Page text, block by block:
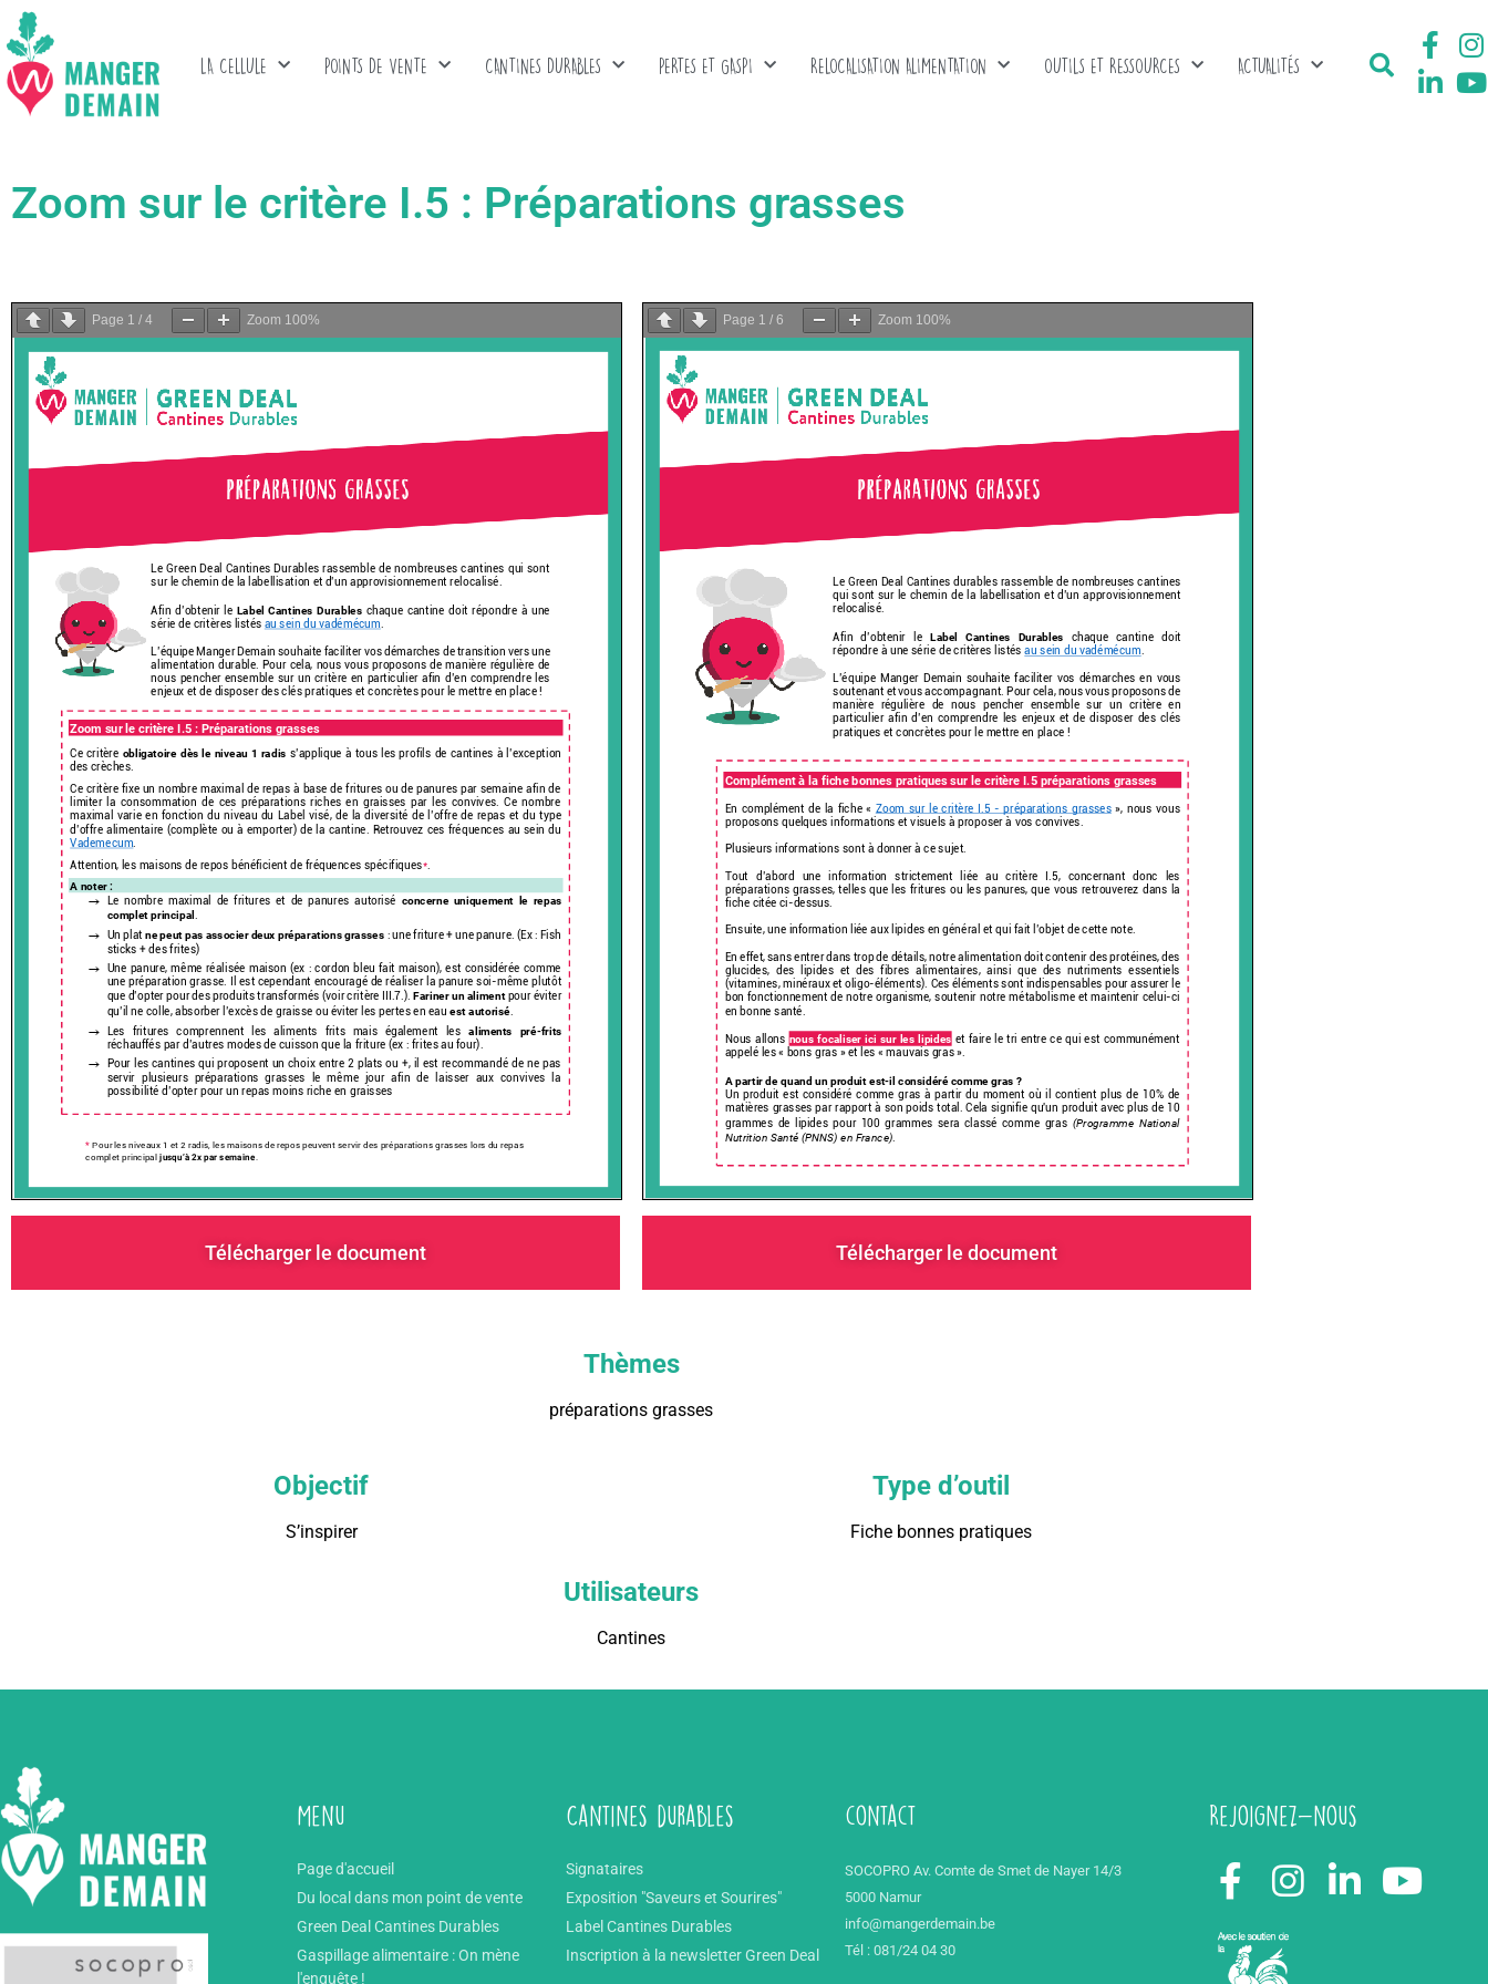
LA CELLULE POINTS DE VENTE CANTINES DURABLES PERTES ET GASPI RELOCALISATION ALIMENTATION OUTILS ET RESSOURCES ACTUALITÉS
Zoom sur le critère I.5 : Préparations grasses
Page 1 / 4 Zoom 100%
Télécharger le document
Page 1 / 6 Zoom 100%
Télécharger le document
Thèmes
préparations grasses
Objectif
S’inspirer
Type d’outil
Fiche bonnes pratiques
Utilisateurs
Cantines
Menu
Page d'accueil
Du local dans mon point de vente
Green Deal Cantines Durables
Gaspillage alimentaire : On mène
l'enquête !
Cantines durables
Signataires
Exposition "Saveurs et Sourires"
Label Cantines Durables
Inscription à la newsletter Green Deal
contact
SOCOPRO Av. Comte de Smet de Nayer 14/3
5000 Namur
info@mangerdemain.be
Tél : 081/24 04 30
Rejoignez-nous